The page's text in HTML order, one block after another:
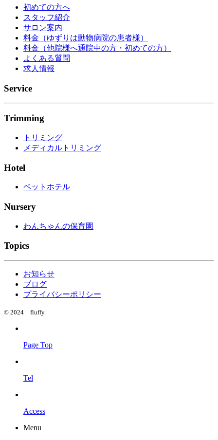
初めての方へ
スタッフ紹介
サロン案内
料金（ゆずりは動物病院の患者様）
料金（他院様へ通院中の方・初めての方）
よくある質問
求人情報
Service
Trimming
トリミング
メディカルトリミング
Hotel
ペットホテル
Nursery
わんちゃんの保育園
Topics
お知らせ
ブログ
プライバシーポリシー
© 2024 fluffy.
Page Top
Tel
Access
Menu